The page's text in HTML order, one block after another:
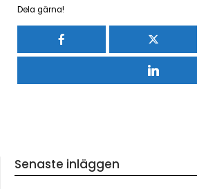
Dela gärna!
Senaste inläggen